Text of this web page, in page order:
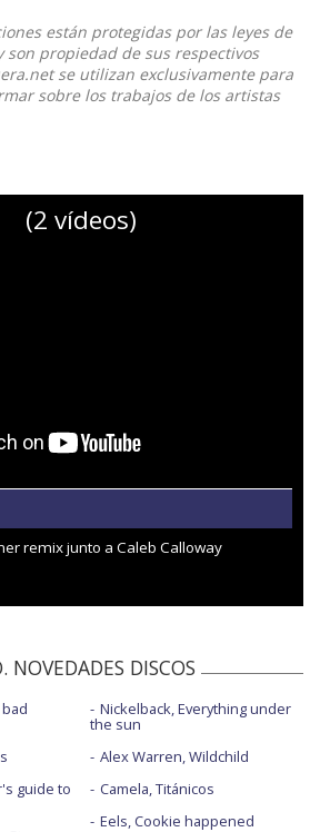
están protegidas por las leyes de
son propiedad de sus respectivos
se utilizan exclusivamente para
sobre los trabajos de los artistas
(2 vídeos)
remix junto a Caleb Calloway
NOVEDADES DISCOS
guide to
Nickelback, Everything under
the sun
Alex Warren, Wildchild
Camela, Titánicos
Eels, Cookie happened